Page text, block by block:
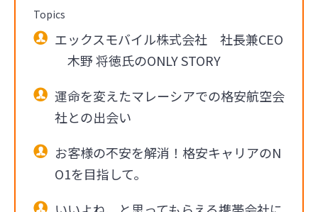
Topics
エックスモバイル株式会社 社長兼CEO
木野 将徳氏のONLY STORY
運命を変えたマレーシアでの格安航空会
社との出会い
お客様の不安を解消！格安キャリアのN
O1を目指して。